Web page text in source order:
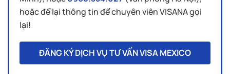
hoặc để lại thông tin để chuyên viên VISANA gọi
lại!
ĐĂNG KÝ DỊCH VỤ TƯ VẤN VISA MEXICO